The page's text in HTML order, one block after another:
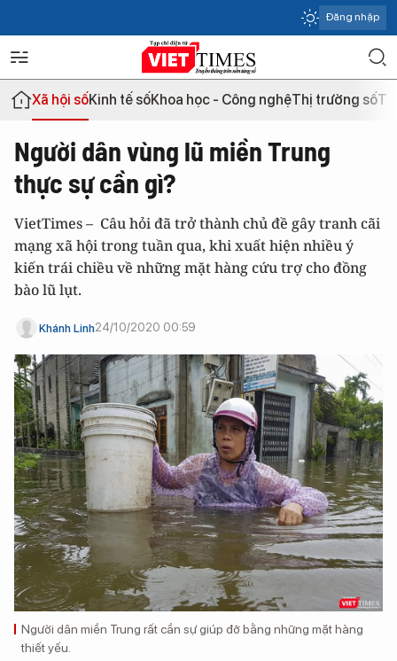
Đăng nhập
Xã hội sốKinh tế sốKhoa học - Công nghệThị trường số
Người dân vùng lũ miền Trung
thực sự cần gì?
VietTimes – Câu hỏi đã trở thành chủ đề gây tranh cãi
mạng xã hội trong tuần qua, khi xuất hiện nhiều ý
kiến trái chiều về những mặt hàng cứu trợ cho đồng
bào lũ lụt.
Khánh Linh24/10/2020 00:59
Người dân miền Trung rất cần sự giúp đỡ bằng những mặt hàng
thiết yếu.